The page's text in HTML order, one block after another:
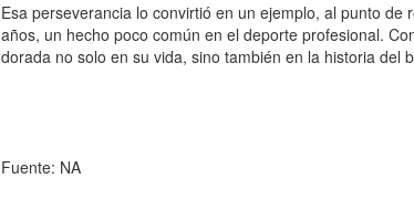
Esa perseverancia lo convirtió en un ejemplo, al punto de
años, un hecho poco común en el deporte profesional.
dorada no solo en su vida, sino también en la historia del
Fuente: NA